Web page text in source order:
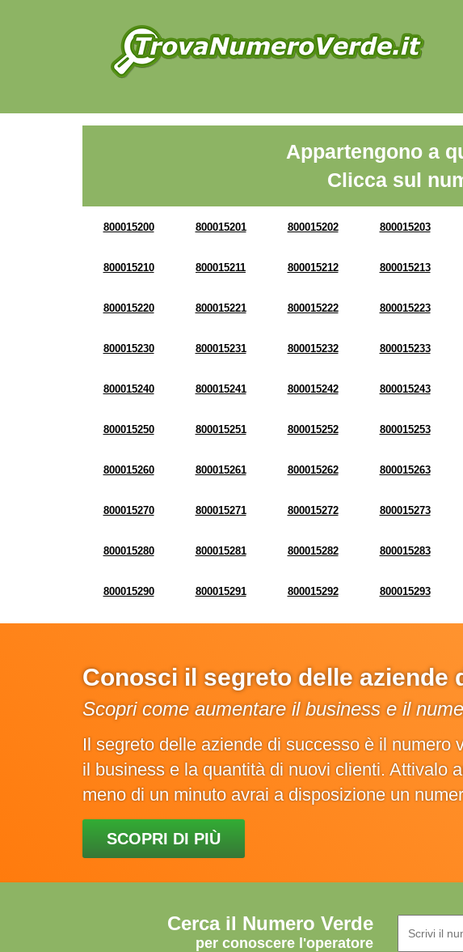
Appartengono a
Clicca sul
800015200 800015201 800015202 800015203
800015210 800015211 800015212 800015213
800015220 800015221 800015222 800015223
800015230 800015231 800015232 800015233
800015240 800015241 800015242 800015243
800015250 800015251 800015252 800015253
800015260 800015261 800015262 800015263
800015270 800015271 800015272 800015273
800015280 800015281 800015282 800015283
800015290 800015291 800015292 800015293
Conosci il segreto delle aziende
Scopri come aumentare il business e il
Il segreto delle aziende di successo è il
il business e la quantità di nuovi clienti. Attivalo
meno di un minuto avrai a disposizione un
SCOPRI DI PIÙ
Cerca il Numero Verde
per conoscere l'operatore